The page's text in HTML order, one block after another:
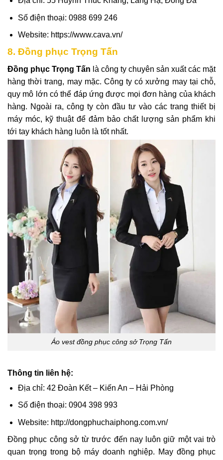
Số điện thoại: 0988 699 246
Website: https://www.cava.vn/
8. Đồng phục Trọng Tấn
Đồng phục Trọng Tấn là công ty chuyên sản xuất các mặt
hàng thời trang, may mặc. Công ty có xưởng may tại chỗ,
quy mô lớn có thể đáp ứng được mọi đơn hàng của khách
hàng. Ngoài ra, công ty còn đầu tư vào các trang thiết bị
máy móc, kỹ thuật để đảm bảo chất lượng sản phẩm khi
tới tay khách hàng luôn là tốt nhất.
Áo vest đồng phục công sở Trọng Tấn
Thông tin liên hệ:
Địa chỉ: 42 Đoàn Kết – Kiến An – Hải Phòng
Số điện thoại: 0904 398 993
Website: http://dongphuchaiphong.com.vn/
Đồng phục công sở từ trước đến nay luôn giữ một vai trò
quan trọng trong bộ máy doanh nghiệp. May đồng phục